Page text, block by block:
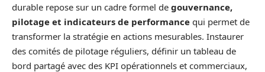
durable repose sur un cadre formel de gouvernance,
pilotage et indicateurs de performance qui permet de
transformer la stratégie en actions mesurables. Instaurer
des comités de pilotage réguliers, définir un tableau de
bord partagé avec des KPI opérationnels et commerciaux,